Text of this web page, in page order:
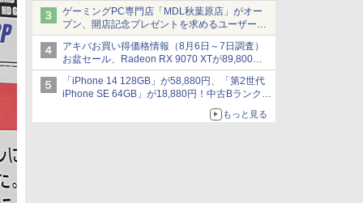
ム」
ゲーミングPC専門店「MDL秋葉原店」がオー
プン、開店記念プレゼントを求めるユーザーが
押し寄せ長蛇の列に
アキバお買い得価格情報（8月6日～7日調査）
お盆セール、Radeon RX 9070 XTが89,800
円、水平周波数24.8kHz対応の17型モニターが
9,801円、暑さ指数連動セール ほか
「iPhone 14 128GB」が58,880円、「第2世代
iPhone SE 64GB」が18,880円！中古Bランク品
もっと見る